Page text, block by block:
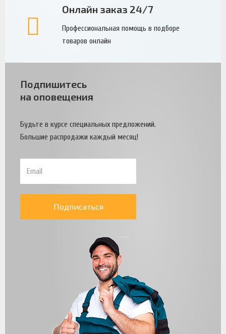
Онлайн заказ 24/7
Профессиональная помощь в подборе
товаров онлайн
Подпишитесь
на оповещения
Будьте в курсе специальных предложений.
Большие распродажи каждый месяц!
Подписаться